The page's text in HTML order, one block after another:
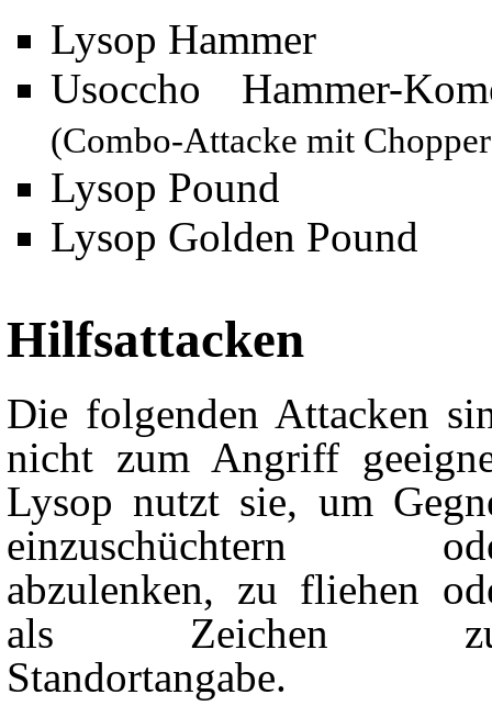
Lysop Hammer
Usoccho Hammer-
(Combo-Attacke mit
Lysop Pound
Lysop Golden Pound
Hilfsattacken
Die folgenden Attacken
nicht zum Angriff
Lysop nutzt sie, um
einzuschüchtern
abzulenken, zu fliehen
als Zeichen
Standortangabe.